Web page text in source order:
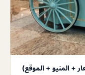
+ المنيو + الموقع)